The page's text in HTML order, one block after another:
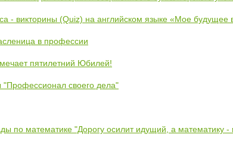
- викторины (Quiz) на английском языке «Мое
в профессии
пятилетний Юбилей!
своего дела"
по математике "Дорогу осилит идущий, а математику